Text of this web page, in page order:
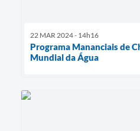
22 MAR 2024 - 14h16
Programa Mananciais de
Mundial da Água